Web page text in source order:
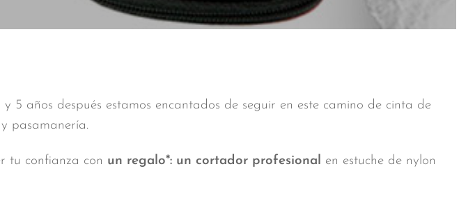
5 años después estamos encantados de seguir en este camino de cinta de
pasamanería.
tu confianza con un regalo*: un cortador profesional
en estuche de nylon